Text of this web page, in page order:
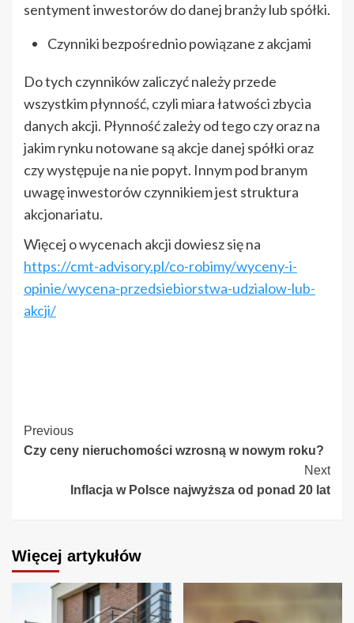
sentyment inwestorów do danej branży lub spółki.
Czynniki bezpośrednio powiązane z akcjami
Do tych czynników zaliczyć należy przede
wszystkim płynność, czyli miara łatwości zbycia
danych akcji. Płynność zależy od tego czy oraz na
jakim rynku notowane są akcje danej spółki oraz
czy występuje na nie popyt. Innym pod branym
uwagę inwestorów czynnikiem jest struktura
akcjonariatu.
Więcej o wycenach akcji dowiesz się na
https://cmt-advisory.pl/co-robimy/wyceny-i-
opinie/wycena-przedsiebiorstwa-udzialow-lub-
akcji/
Continue
Reading
Previous
Czy ceny nieruchomości wzrosną w nowym roku?
Next
Inflacja w Polsce najwyższa od ponad 20 lat
Więcej artykułów